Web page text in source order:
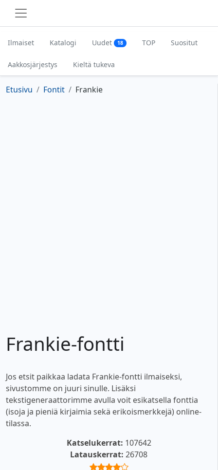
Ilmaiset Katalogi Uudet 18 TOP Suositut
Aakkosjärjestys Kieltä tukeva
Etusivu Fontit Frankie
Frankie-fontti
Jos etsit paikkaa ladata Frankie-fontti ilmaiseksi,
sivustomme on juuri sinulle. Lisäksi
tekstigeneraattorimme avulla voit esikatsella fonttia
(isoja ja pieniä kirjaimia sekä erikoismerkkejä) online-
tilassa.
Katselukerrat: 107642
Latauskerrat: 26708